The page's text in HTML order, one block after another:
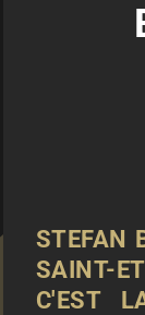
STEFAN
SAINT-
C'EST